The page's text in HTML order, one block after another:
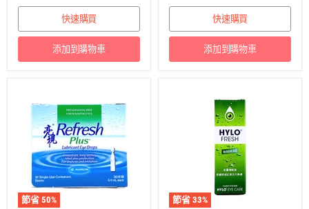
快速購買
添加到購物車
快速購買
添加到購物車
節省 50%
節省 33%